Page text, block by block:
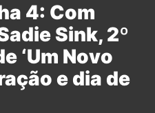
4: Com
Sink, 2º
‘Um Novo
e dia de